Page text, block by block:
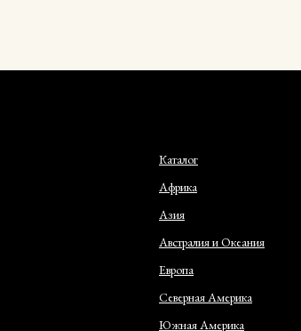
Каталог
Африка
Азия
Австралия и Океания
Европа
Северная Америка
Южная Америка